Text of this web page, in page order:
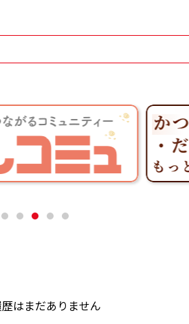
はまだありません